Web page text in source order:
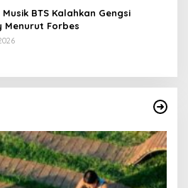
BTS Kalahkan Gengsi
Menurut Forbes